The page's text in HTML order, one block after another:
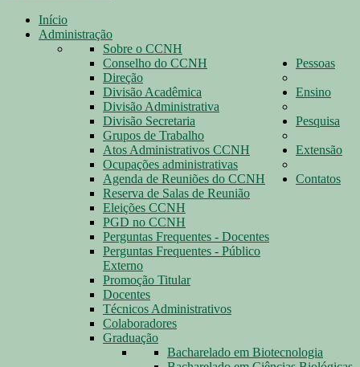
Início
Administração
Sobre o CCNH
Conselho do CCNH
Direção
Divisão Acadêmica
Divisão Administrativa
Divisão Secretaria
Grupos de Trabalho
Atos Administrativos CCNH
Ocupações administrativas
Agenda de Reuniões do CCNH
Reserva de Salas de Reunião
Eleições CCNH
PGD no CCNH
Perguntas Frequentes - Docentes
Perguntas Frequentes - Público
Externo
Promoção Titular
Pessoas
Docentes
Técnicos Administrativos
Colaboradores
Ensino
Graduação
Bacharelado em Biotecnologia
Pesquisa
Extensão
Contatos